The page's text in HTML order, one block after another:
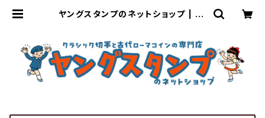
ヤングスタンプのネットショップ | Yo